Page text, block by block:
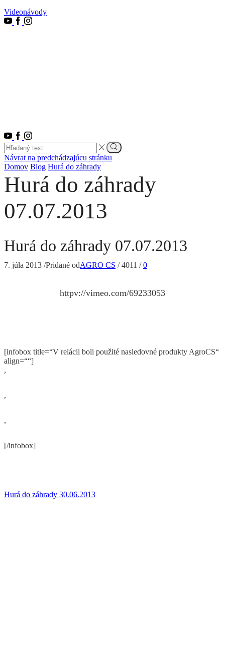
Videonávody
Youtube
Facebook
Instagram
Youtube
Facebook
Instagram
Search
input
Vyhľadať
Návrat na predchádzajúcu stránku
Domov Blog Hurá do záhrady
Hurá do záhrady
07.07.2013
Hurá do záhrady 07.07.2013
7. júla 2013 /Pridané odAGRO CS / 4011 / 0
httpv://vimeo.com/69233053
[infobox title=“V relácii boli použité nasledovné produkty AgroCS“
align=““]
,
,
,
[/infobox]
Hurá do záhrady 30.06.2013